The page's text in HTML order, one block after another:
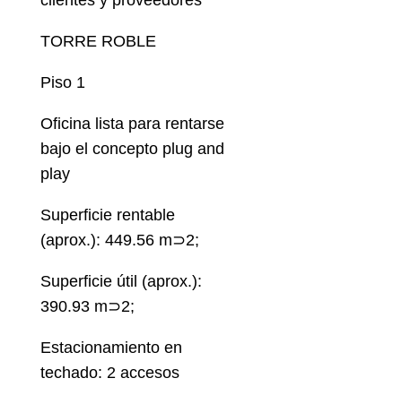
TORRE ROBLE
Piso 1
Oficina lista para rentarse
bajo el concepto plug and
play
Superficie rentable
(aprox.): 449.56 m⊃2;
Superficie útil (aprox.):
390.93 m⊃2;
Estacionamiento en
techado: 2 accesos